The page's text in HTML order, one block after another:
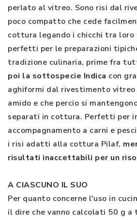
perlato al vitreo. Sono risi dal
poco compatto che cede
cottura legando i chicchi tra loro
perfetti per le preparazioni
tradizione culinaria, prime fra
poi la sottospecie Indica con
aghiformi dal rivestimento vitreo
amido e che percio si
separati in cottura. Perfetti per
accompagnamento a carni e
i risi adatti alla cottura Pilaf,
risultati inaccettabili per un
A CIASCUNO IL SUO
Per quanto concerne l'uso in
il dire che vanno calcolati 50 g a